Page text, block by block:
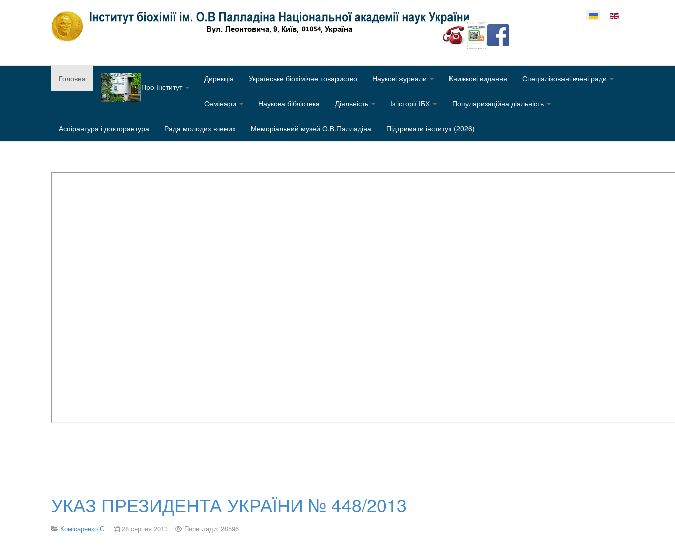
Оберіть свою мову
Головна
Про Інститут
Дирекція Українське біохімічне товариство Наукові журнали Книжкові видання Спеціалізовані вчені ради
Семінари Наукова бібліотека Діяльність Із історії ІБХ Популяризаційна діяльність
Аспірантура і докторантура Рада молодих вчених Меморіальний музей О.В.Палладіна Підтримати інститут (2026)
УКАЗ ПРЕЗИДЕНТА УКРАЇНИ № 448/2013
Комісаренко С. 28 серпня 2013 Перегляди: 20596